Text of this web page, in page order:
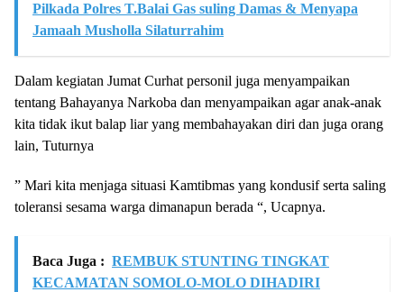
Pilkada Polres T.Balai Gas suling Damas & Menyapa
Jamaah Musholla Silaturrahim
Dalam kegiatan Jumat Curhat personil juga menyampaikan
tentang Bahayanya Narkoba dan menyampaikan agar anak-anak
kita tidak ikut balap liar yang membahayakan diri dan juga orang
lain, Tuturnya
” Mari kita menjaga situasi Kamtibmas yang kondusif serta saling
toleransi sesama warga dimanapun berada “, Ucapnya.
Baca Juga : REMBUK STUNTING TINGKAT
KECAMATAN SOMOLO-MOLO DIHADIRI